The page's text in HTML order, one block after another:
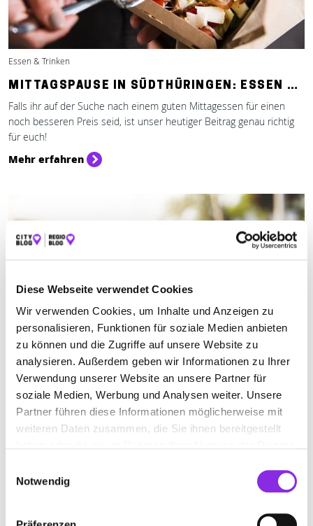
Diese Webseite verwendet Cookies
Wir verwenden Cookies, um Inhalte und Anzeigen zu
personalisieren, Funktionen für soziale Medien anbieten
zu können und die Zugriffe auf unsere Website zu
analysieren. Außerdem geben wir Informationen zu Ihrer
Verwendung unserer Website an unsere Partner für
soziale Medien, Werbung und Analysen weiter. Unsere
Partner führen diese Informationen möglicherweise mit
weiteren Daten zusammen, die Sie ihnen bereitgestellt
Notwendig
Essen & Trinken
MITTAGSPAUSE IN SÜDTHÜRINGEN: ESSEN …
Falls ihr auf der Suche nach einem guten Mittagessen für einen
noch besseren Preis seid, ist unser heutiger Beitrag genau richtig
für euch!
Mehr erfahren
Essen & Trinken
Falls ihr auf der Suche nach gutem Eis in Südthüringen seid, ist
unser heutiger Beitrag genau richtig für euch!